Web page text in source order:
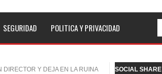
SEGURIDAD POLITICA Y PRIVACIDAD
DIRECTOR Y DEJA EN LA RUINA
SOCIAL SHARE